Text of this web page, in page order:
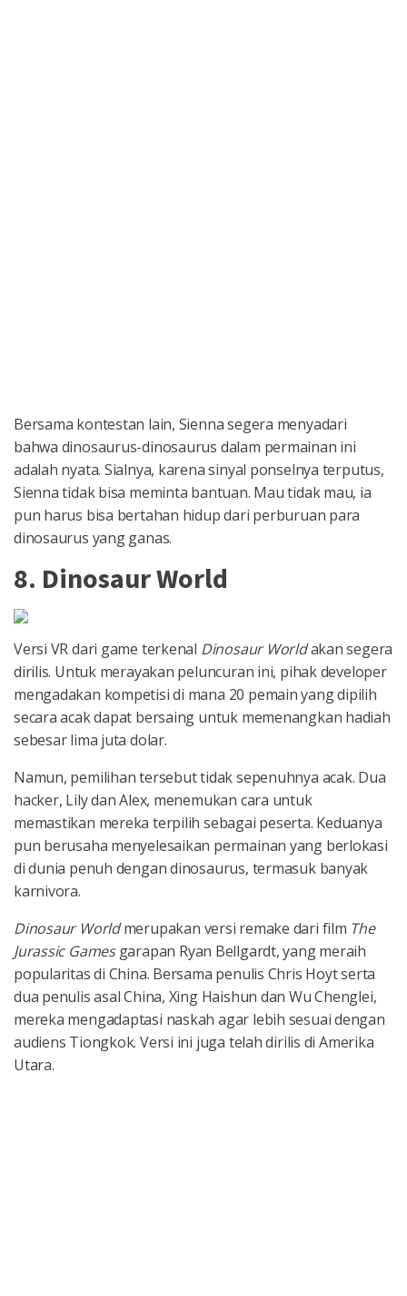
Bersama kontestan lain, Sienna segera menyadari
bahwa dinosaurus-dinosaurus dalam permainan ini
adalah nyata. Sialnya, karena sinyal ponselnya terputus,
Sienna tidak bisa meminta bantuan. Mau tidak mau, ia
pun harus bisa bertahan hidup dari perburuan para
dinosaurus yang ganas.
8. Dinosaur World
Versi VR dari game terkenal Dinosaur Worldakan segera
dirilis. Untuk merayakan peluncuran ini, pihak developer
mengadakan kompetisi di mana 20 pemain yang dipilih
secara acak dapat bersaing untuk memenangkan hadiah
sebesar lima juta dolar.
Namun, pemilihan tersebut tidak sepenuhnya acak. Dua
hacker, Lily dan Alex, menemukan cara untuk
memastikan mereka terpilih sebagai peserta. Keduanya
pun berusaha menyelesaikan permainan yang berlokasi
di dunia penuh dengan dinosaurus, termasuk banyak
karnivora.
Dinosaur Worldmerupakan versi remake dari film The
Jurassic Gamesgarapan Ryan Bellgardt, yang meraih
popularitas di China. Bersama penulis Chris Hoyt serta
dua penulis asal China, Xing Haishun dan Wu Chenglei,
mereka mengadaptasi naskah agar lebih sesuai dengan
audiens Tiongkok. Versi ini juga telah dirilis di Amerika
Utara.